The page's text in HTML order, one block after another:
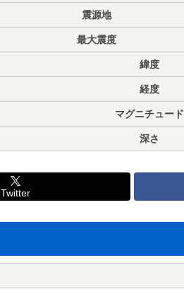
震源地
最大震度
緯度
経度
マグニチュード
深さ
Twitter